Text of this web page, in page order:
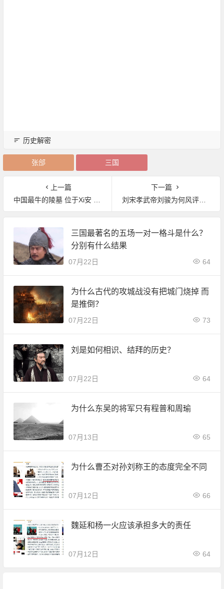
历史解密
张郃 三国
上一篇
中国最牛的陵墓 位于Xi安 比秦始皇陵还大 光是埋葬的人就有2万多人！
下一篇
刘宋孝武帝刘骏为何风评极差?刘宋孝武帝刘骏真的与生母乱伦吗?
三国最著名的五场一对一格斗是什么？
分别有什么结果
07月22日 64
为什么古代的攻城战没有把城门烧掉 而
是推倒？
07月22日 73
刘是如何相识、结拜的历史？
07月22日 64
为什么东吴的将军只有程普和周瑜
07月13日 65
为什么曹丕对孙刘称王的态度完全不同
07月12日 66
魏延和杨一火应该承担多大的责任
07月12日 64